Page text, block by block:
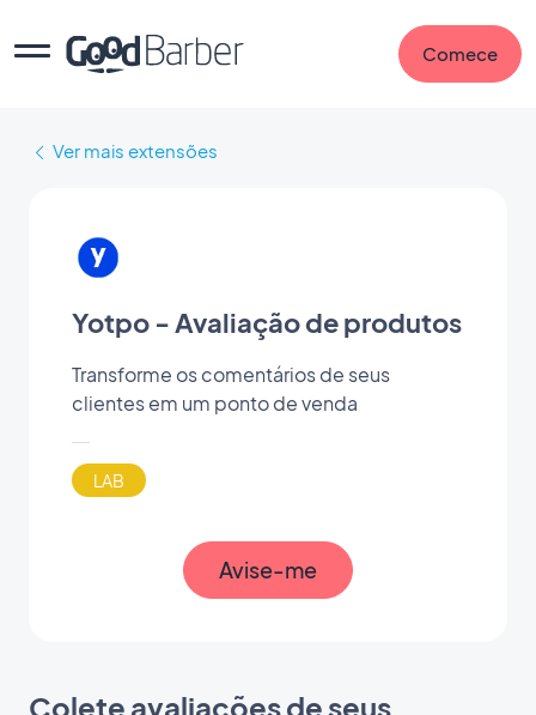
Comece
Ver mais extensões
Yotpo - Avaliação de produtos
Transforme os comentários de seus
clientes em um ponto de venda
LAB
Avise-me
Colete avaliações de seus